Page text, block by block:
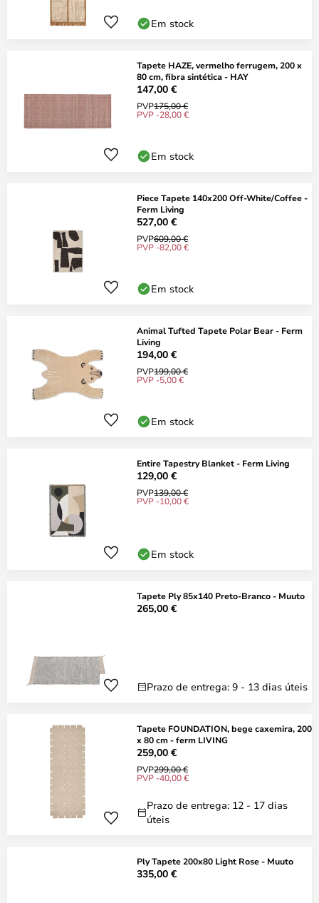
Em stock
Tapete HAZE, vermelho ferrugem, 200 x
80 cm, fibra sintética - HAY
147,00 €
PVP175,00 €
PVP -28,00 €
Em stock
Piece Tapete 140x200 Off-White/Coffee -
Ferm Living
527,00 €
PVP609,00 €
PVP -82,00 €
Em stock
Animal Tufted Tapete Polar Bear - Ferm
Living
194,00 €
PVP199,00 €
PVP -5,00 €
Em stock
Entire Tapestry Blanket - Ferm Living
129,00 €
PVP139,00 €
PVP -10,00 €
Em stock
Tapete Ply 85x140 Preto-Branco - Muuto
265,00 €
Prazo de entrega: 9 - 13 dias úteis
Tapete FOUNDATION, bege caxemira, 200
x 80 cm - ferm LIVING
259,00 €
PVP299,00 €
PVP -40,00 €
Prazo de entrega: 12 - 17 dias
úteis
Ply Tapete 200x80 Light Rose - Muuto
335,00 €